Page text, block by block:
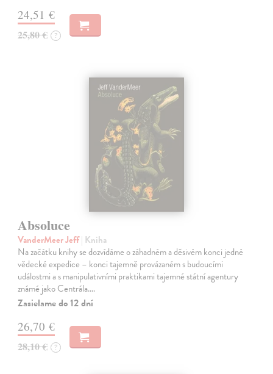
24,51 €
25,80 € ?
Absoluce
VanderMeer Jeff| Kniha
Na začátku knihy se dozvídáme o záhadném a děsivém konci jedné
vědecké expedice – konci tajemně provázaném s budoucími
událostmi a s manipulativními praktikami tajemné státní agentury
známé jako Centrála.…
Zasielame do 12 dní
26,70 €
28,10 € ?